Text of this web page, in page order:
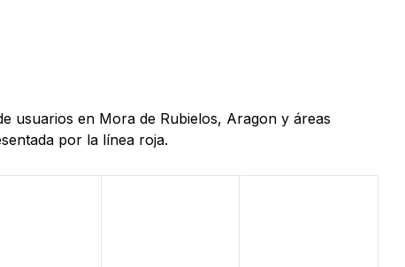
usuarios en Mora de Rubielos, Aragon y áreas
por la línea roja.